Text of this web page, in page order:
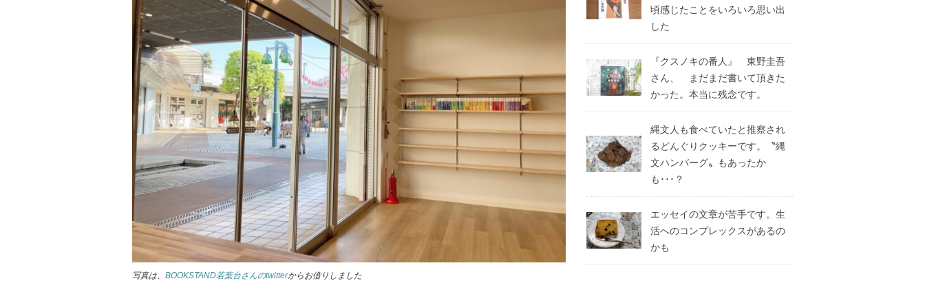
写真は、 BOOKSTAND若葉台さんのtwitterからお借りしました
頃感じたことをいろいろ思い出
した
『クスノキの番人』 東野圭吾
さん、 まだまだ書いて頂きた
かった。本当に残念です。
縄文人も食べていたと推察され
るどんぐりクッキーです。〝縄
文ハンバーグ〟もあったか
も･･･？
エッセイの文章が苦手です。生
活へのコンプレックスがあるの
かも